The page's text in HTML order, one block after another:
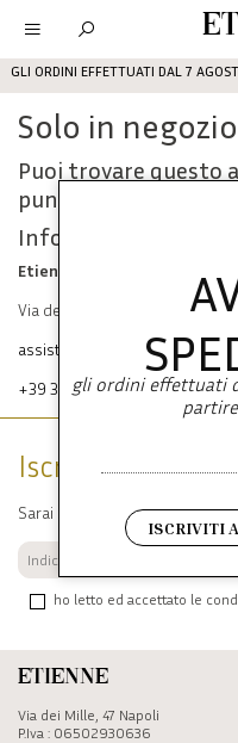
GLI ORDINI EFFETTUATI DAL 7
Solo in negozio
Puoi trovare questo
punti vendita:
Info contatti
Etienne srl
Via dei Mille, 47 80121 Napoli
+39 333 574 1398
Etienne
Via dei Mille, 47 Napoli
P.Iva : 06502930636
Iscriviti alla
Sarai sempre aggiornato su
ho letto ed accettato le
gli ordini effettuati
ISCRIVITI